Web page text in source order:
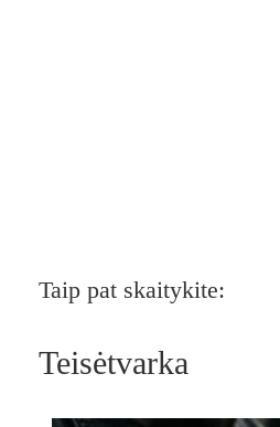
Taip pat skaitykite:
Teisėtvarka